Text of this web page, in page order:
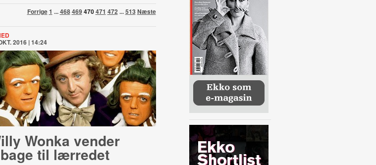
Forrige1 ...468469470471 472 ...513 Næste
2016 | 14:24
Wonka vender
til lærredet